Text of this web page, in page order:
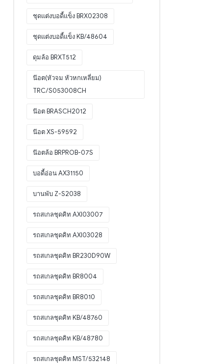
ชุดแต่งบอดี้แข็ง BRX02308
ชุดแต่งบอดี้แข็ง KB/48604
ดุมล้อ BRXT512
น๊อต(หัวจม หัวหกเหลี่ยม)
TRC/S053008CH
น๊อต BRASCH2012
น๊อต XS-59592
น๊อตล้อ BRPROB-07S
บอดี้อ่อน AX31150
บานพับ Z-S2038
รถสเกลชุดคิท AXI03007
รถสเกลชุดคิท AXI03028
รถสเกลชุดคิท BR230D90W
รถสเกลชุดคิท BR8004
รถสเกลชุดคิท BR8010
รถสเกลชุดคิท KB/48760
รถสเกลชุดคิท KB/48780
รถสเกลชุดคิท MST/532148